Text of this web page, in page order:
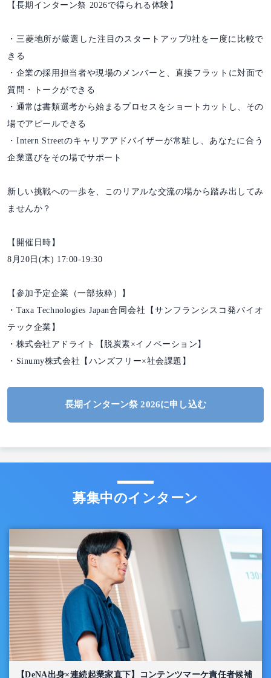
【長期インターン祭 2026で得られる体験】
・三菱地所が厳選した注目のスタートアップ9社を一度に比較で
きる
・企業の採用担当者や現場のメンバーと、直接フラットに対面で
質問・トークができる
・通常は書類選考から始まるプロセスをショートカットし、その
場でアピールできる
・Intern Streetのキャリアアドバイザーが常駐し、あなたに合う
企業選びをその場でサポート
新しい挑戦への一歩を、このリアルな交流の場から踏み出してみ
ませんか？
【開催日時】
8月20日(木) 17:00-19:30
【参加予定企業（一部抜粋）】
・Taxa Technologies Japan合同会社【サンフランシスコ発バイオ
テック企業】
・株式会社アドライト【脱炭素×イノベーション】
・Sinumy株式会社【ハンズフリー×社会課題】
長期インターン祭 2026に申し込む
募集中のインターン
【DeNA出身×連続起業家直下】コンテンツマーケ責任者候補